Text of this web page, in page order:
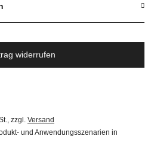
widerrufen
zzgl. Versand
und Anwendungsszenarien in